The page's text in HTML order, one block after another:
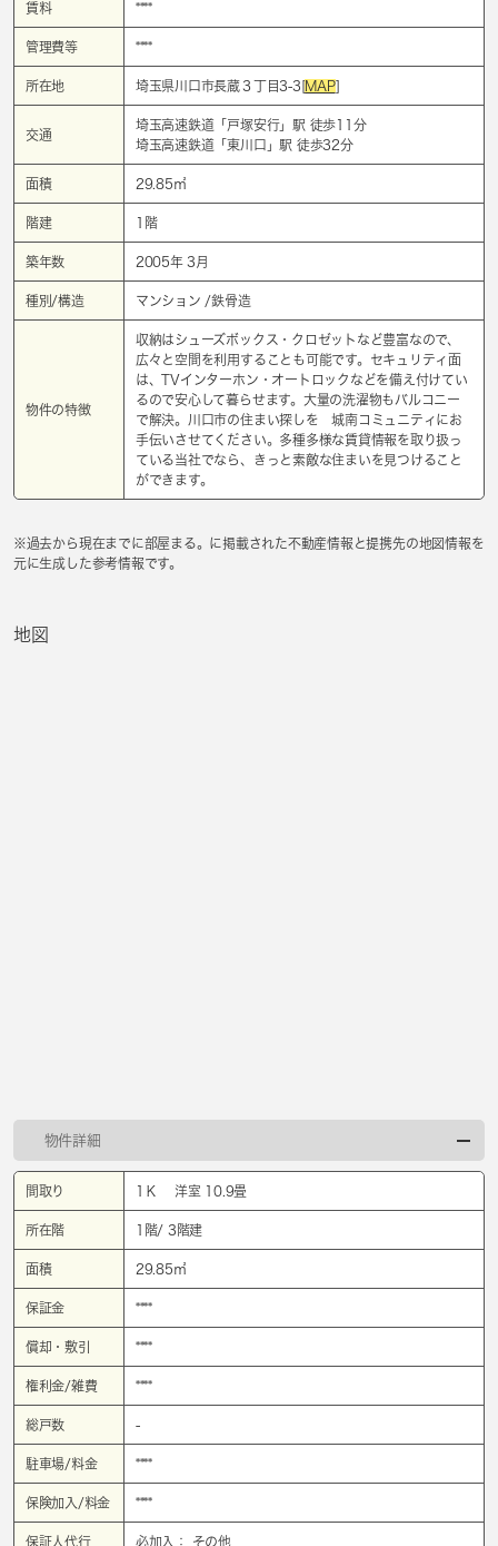
賃料 ****
管理費等 ****
所在地 埼玉県川口市長蔵３丁目3-3[MAP]
交通
埼玉高速鉄道「 戸塚安行」駅 徒歩11分
埼玉高速鉄道「東川口 」駅 徒歩32分
面積 29.85㎡
階建 1階
築年数 2005年 3月
種別/構造 マンション /鉄骨造
物件の特徴
収納はシューズボックス・クロゼットなど豊富なので、
広々と空間を利用することも可能です。セキュリティ面
は、TVインターホン・オートロックなどを備え付けてい
るので安心して暮らせます。大量の洗濯物もバルコニー
で解決。川口市の住まい探しを 城南コミュニティにお
手伝いさせてください。多種多様な賃貸情報を取り扱っ
ている当社でなら、きっと素敵な住まいを見つけること
ができます。
※過去から現在までに部屋まる。に掲載された不動産情報と提携先の地図情報を
元に生成した参考情報です。
地図
物件詳細
間取り 1Ｋ 洋室 10.9畳
所在階 1階/ 3階建
面積 29.85㎡
保証金 ****
償却・敷引 ****
権利金/雑費 ****
総戸数 -
駐車場/料金 ****
保険加入/料金 ****
保証人代行 必加入： その他